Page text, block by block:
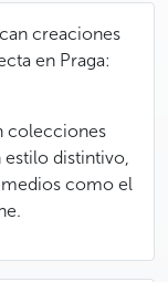
creaciones
en Praga:
colecciones
estilo distintivo,
medios como el